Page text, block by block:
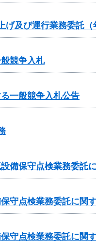
及び運行業務委託
競争入札
一般競争入札公告
備保守点検業務委託
守点検業務委託に関
守点検業務委託に関